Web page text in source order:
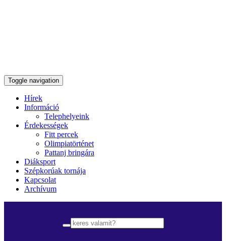
Toggle navigation
Hírek
Információ
Telephelyeink
Érdekességek
Fitt percek
Olimpiatörténet
Pattanj bringára
Diáksport
Szépkorúak tornája
Kapcsolat
Archívum